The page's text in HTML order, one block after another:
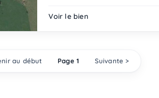
Voir le bien
au début Page 1 Suivante >